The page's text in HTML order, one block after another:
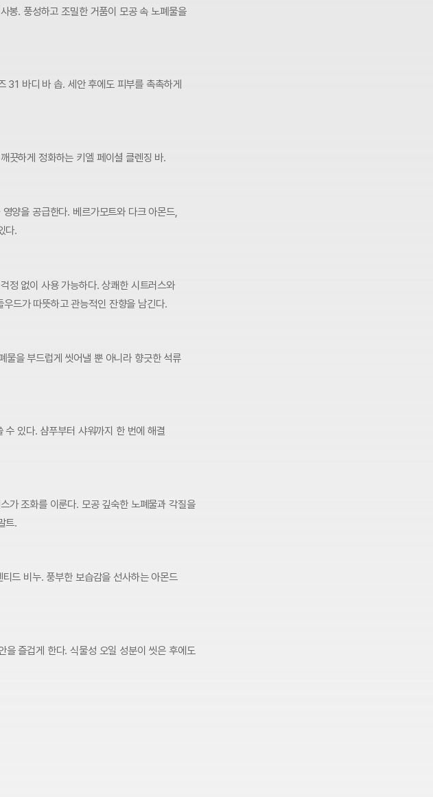
봉. 풍성하고 조밀한 거품이 모공 속 노폐물을
31 바디 바 솝. 세안 후에도 피부를 촉촉하게
끗하게 정화하는 키엘 페이셜 클렌징 바.
양을 공급한다. 베르가모트와 다크 아몬드,
다.
정 없이 사용 가능하다. 상쾌한 시트러스와
드가 따뜻하고 관능적인 잔향을 남긴다.
물을 부드럽게 씻어낼 뿐 아니라 향긋한 석류
있다. 샴푸부터 샤워까지 한 번에 해결
가 조화를 이룬다. 모공 깊숙한 노폐물과 각질을
트.
드 비누. 풍부한 보습감을 선사하는 아몬드
을 즐겁게 한다. 식물성 오일 성분이 씻은 후에도